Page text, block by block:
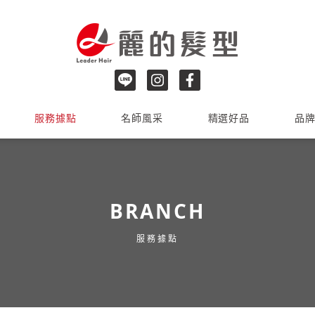
服務據點 名師風采 精選好品 品
BRANCH
服務據點